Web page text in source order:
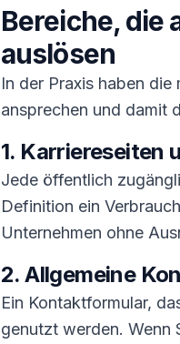
Bereiche, die
auslösen
In der Praxis haben
ansprechen und damit
1. Karriereseiten
Jede öffentlich
Definition ein
Unternehmen ohne
2. Allgemeine
Ein Kontaktformular,
genutzt werden. Wenn